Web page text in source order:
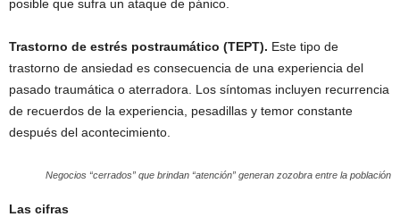
posible que sufra un ataque de pánico.
Trastorno de estrés postraumático (TEPT). Este tipo de
trastorno de ansiedad es consecuencia de una experiencia del
pasado traumática o aterradora. Los síntomas incluyen recurrencia
de recuerdos de la experiencia, pesadillas y temor constante
después del acontecimiento.
Negocios “cerrados” que brindan “atención” generan zozobra entre la población
Las cifras